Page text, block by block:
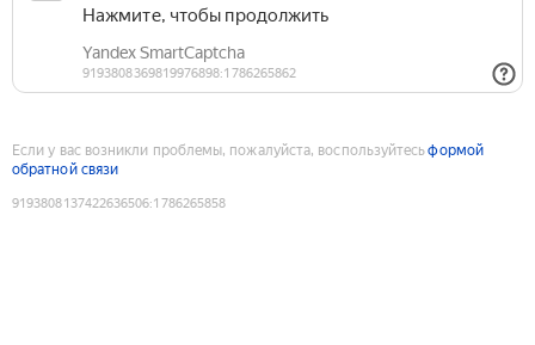
Если у вас возникли проблемы, пожалуйста, воспользуйтесьформой
обратной связи
9193808137422636506:1786265858